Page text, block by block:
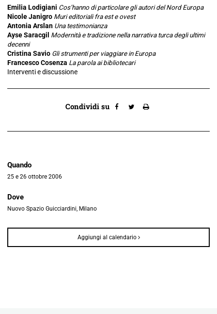
Quando
25 e 26 ottobre 2006
Dove
Nuovo Spazio Guicciardini, Milano
Aggiungi al calendario
Condividi su
Emilia Lodigiani Cos’hanno di particolare gli autori del Nord Europa
Nicole Janigro Muri editoriali fra est e ovest
Antonia Arslan Una testimonianza
Ayse Saracgil Modernità e tradizione nella narrativa turca degli ultimi
decenni
Cristina Savio Gli strumenti per viaggiare in Europa
Francesco Cosenza La parola ai bibliotecari
Interventi e discussione